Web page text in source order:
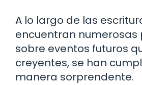
A lo largo de las
encuentran numerosas
sobre eventos futuros
creyentes, se han
manera sorprendente.